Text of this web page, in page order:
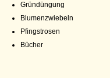
Gründüngung
Blumenzwiebeln
Pfingstrosen
Bücher